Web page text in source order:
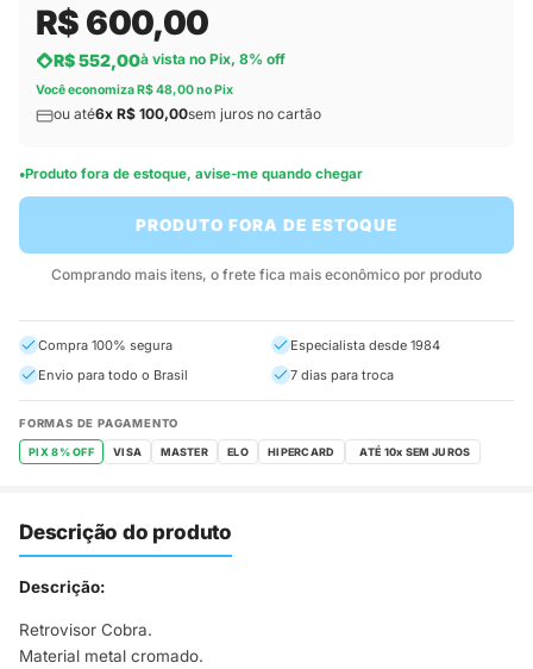
R$ 600,00
R$ 552,00à vista no Pix, 8% off
Você economiza R$ 48,00 no Pix
ou até6x R$ 100,00sem juros no cartão
Produto fora de estoque, avise-me quando chegar
PRODUTO FORA DE ESTOQUE
Comprando mais itens, o frete fica mais econômico por produto
Compra 100% segura
Especialista desde 1984
Envio para todo o Brasil
7 dias para troca
FORMAS DE PAGAMENTO
PIX 8% OFF VISA MASTER ELO HIPERCARD
Descrição do produto
Descrição:
Retrovisor Cobra.
Material metal cromado.